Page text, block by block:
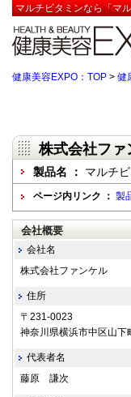
マルチビタミンなら「マ
健康美容EXPO：TOP > 健
株式会社ファ
製品名 ： マルチ
ページ内リンク ： 製
会社概要
会社名
株式会社ファンケル
住所
〒231-0023
神奈川県横浜市中区山下
代表者名
藤原 謙次